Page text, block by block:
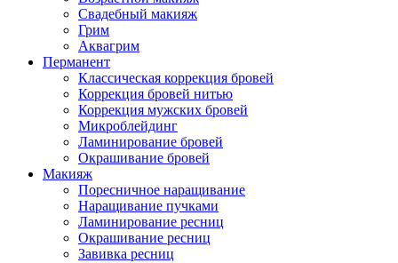
Свадебный макияж
Грим
Аквагрим
Перманент
Классическая коррекция бровей
Коррекция бровей нитью
Коррекция мужских бровей
Микроблейдинг
Ламинирование бровей
Окрашивание бровей
Макияж
Поресничное наращивание
Наращивание пучками
Ламинирование ресниц
Окрашивание ресниц
Завивка ресниц